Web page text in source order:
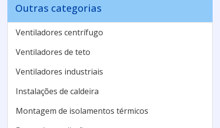
Outras categorias
Ventiladores centrífugo
Ventiladores de teto
Ventiladores industriais
Instalações de caldeira
Montagem de isolamentos térmicos